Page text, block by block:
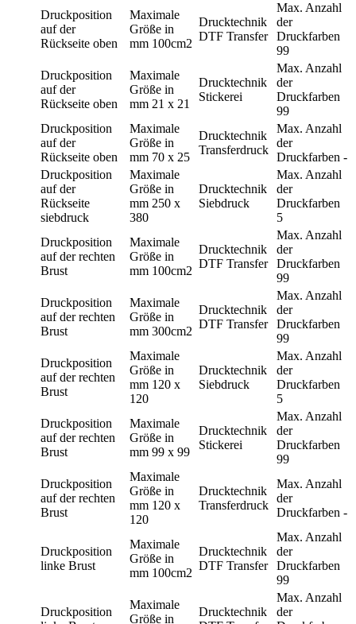
Druckposition
auf der
Rückseite oben
Maximale
Größe in
mm 100cm2
Drucktechnik
DTF Transfer
Max. Anzahl
der
Druckfarben
99
Druckposition
auf der
Rückseite oben
Maximale
Größe in
mm 21 x 21
Drucktechnik
Stickerei
Max. Anzahl
der
Druckfarben
99
Druckposition
auf der
Rückseite oben
Maximale
Größe in
mm 70 x 25
Drucktechnik
Transferdruck
Max. Anzahl
der
Druckfarben -
Druckposition
auf der
Rückseite
siebdruck
Maximale
Größe in
mm 250 x
380
Drucktechnik
Siebdruck
Max. Anzahl
der
Druckfarben
5
Druckposition
auf der rechten
Brust
Maximale
Größe in
mm 100cm2
Drucktechnik
DTF Transfer
Max. Anzahl
der
Druckfarben
99
Druckposition
auf der rechten
Brust
Maximale
Größe in
mm 300cm2
Drucktechnik
DTF Transfer
Max. Anzahl
der
Druckfarben
99
Druckposition
auf der rechten
Brust
Maximale
Größe in
mm 120 x
120
Drucktechnik
Siebdruck
Max. Anzahl
der
Druckfarben
5
Druckposition
auf der rechten
Brust
Maximale
Größe in
mm 99 x 99
Drucktechnik
Stickerei
Max. Anzahl
der
Druckfarben
99
Druckposition
auf der rechten
Brust
Maximale
Größe in
mm 120 x
120
Drucktechnik
Transferdruck
Max. Anzahl
der
Druckfarben -
Druckposition
linke Brust
Maximale
Größe in
mm 100cm2
Drucktechnik
DTF Transfer
Max. Anzahl
der
Druckfarben
99
Druckposition
Maximale
Größe in
Drucktechnik
Max. Anzahl
der